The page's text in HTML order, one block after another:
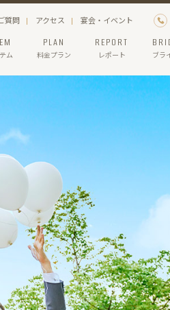
ム
PLAN
料金プラン
REPORT
レポート ブラ
質問 アクセス 宴会・イベント